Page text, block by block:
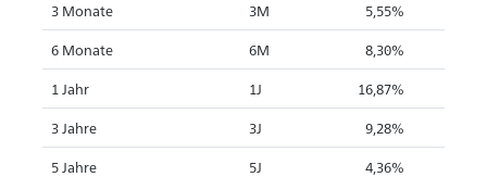
3 Monate 3M 5,55%
6 Monate 6M 8,30%
1 Jahr 1J 16,87%
3 Jahre 3J 9,28%
5 Jahre 5J 4,36%